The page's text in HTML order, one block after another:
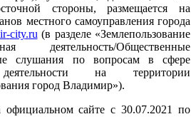
стороны, размещается на
местного самоуправления города
-city.ru (в разделе «Землепользование
деятельность/Общественные
слушания по вопросам в сфере
деятельности на территории
город Владимир»).
сайте с 30.07.2021 по